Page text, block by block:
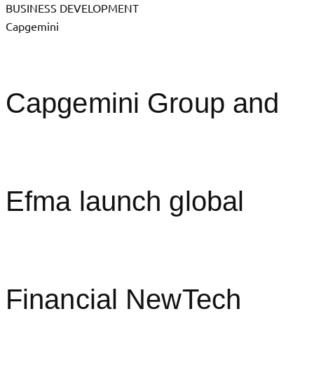
BUSINESS DEVELOPMENT
Capgemini
Capgemini Group and
Efma launch global
Financial NewTech